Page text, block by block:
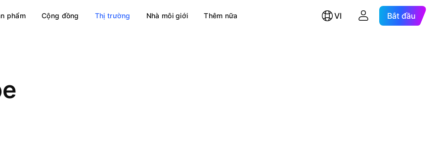
phẩm Cộng đồng Thị trường Nhà môi giới Thêm nữa VI Bắt đầu